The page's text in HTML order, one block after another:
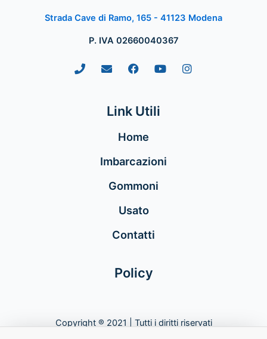
Strada Cave di Ramo, 165 - 41123 Modena
P. IVA 02660040367
Link Utili
Home
Imbarcazioni
Gommoni
Usato
Contatti
Policy
Copyright ® 2021 | Tutti i diritti riservati